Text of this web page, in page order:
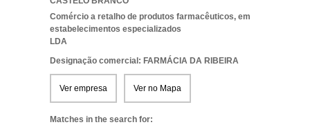
Comércio a retalho de produtos farmacêuticos, em
estabelecimentos especializados
LDA
Designação comercial: FARMÁCIA DA RIBEIRA
Ver empresa Ver no Mapa
Matches in the search for: